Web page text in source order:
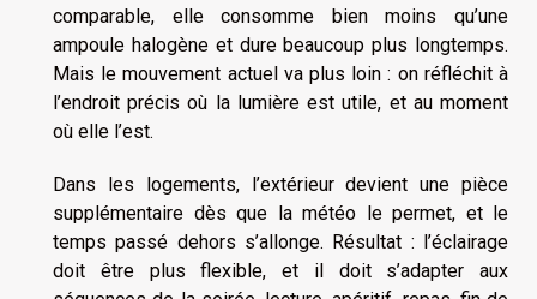
comparable, elle consomme bien moins qu’une
ampoule halogène et dure beaucoup plus longtemps.
Mais le mouvement actuel va plus loin : on réfléchit à
l’endroit précis où la lumière est utile, et au moment
où elle l’est.
Dans les logements, l’extérieur devient une pièce
supplémentaire dès que la météo le permet, et le
temps passé dehors s’allonge. Résultat : l’éclairage
doit être plus flexible, et il doit s’adapter aux